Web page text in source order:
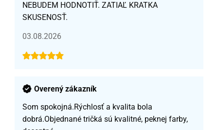
NEBUDEM HODNOTIŤ. ZATIAĽ KRATKA
SKUSENOSŤ.
03.08.2026
Overený zákazník
Som spokojná.Rýchlosť a kvalita bola
dobrá.Objednané tričká sú kvalitné, peknej farby,